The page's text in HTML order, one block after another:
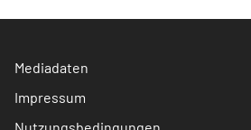
Mediadaten
Impressum